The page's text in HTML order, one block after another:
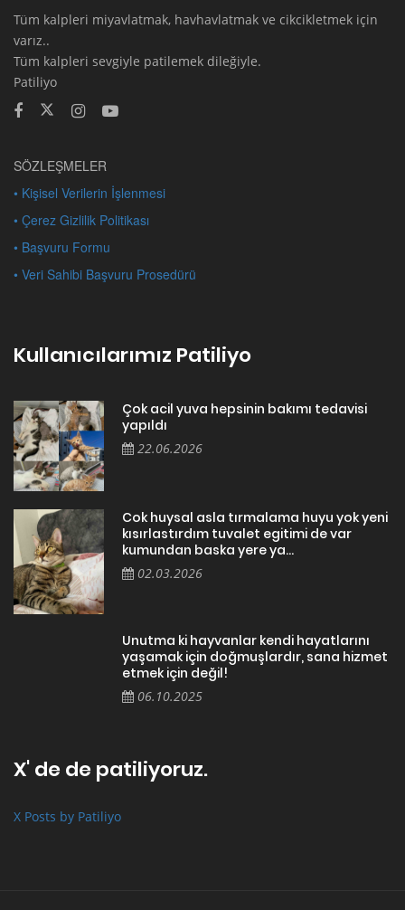
Tüm kalpleri miyavlatmak, havhavlatmak ve cikcikletmek için
varız..
Tüm kalpleri sevgiyle patilemek dileğiyle.
Patiliyo
SÖZLEŞMELER
• Kişisel Verilerin İşlenmesi
• Çerez Gizlilik Politikası
• Başvuru Formu
• Veri Sahibi Başvuru Prosedürü
Kullanıcılarımız Patiliyo
Çok acil yuva hepsinin bakımı tedavisi
yapıldı
22.06.2026
Cok huysal asla tırmalama huyu yok yeni
kısırlastırdım tuvalet egitimi de var
kumundan baska yere ya...
02.03.2026
Unutma ki hayvanlar kendi hayatlarını
yaşamak için doğmuşlardır, sana hizmet
etmek için değil!
06.10.2025
X' de de patiliyoruz.
X Posts by Patiliyo